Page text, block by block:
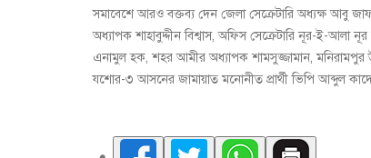
সমাবেশে আরও বক্তব্য দেন জেলা সেক্রেটারি অধ্যক্ষ আবু
অধ্যাপক শাহাবুদ্দীন বিশ্বাস, অফিস সেক্রেটারি নূর-ই-আলা
এনামুল হক, শহর আমীর অধ্যাপক শামসুজ্জামান,
যশোর-৩ আসনের জামায়াত মনোনীত প্রার্থী ভিপি আব্দুল